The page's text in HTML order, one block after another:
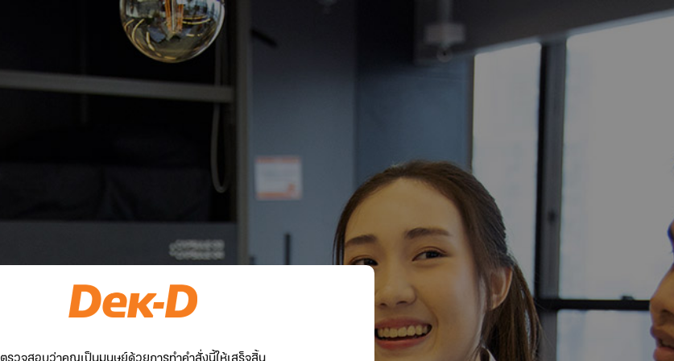
ตรวจสอบว่าคุณเป็นมนุษย์ด้วยการทำคำสั่งนี้ให้เสร็จสิ้น